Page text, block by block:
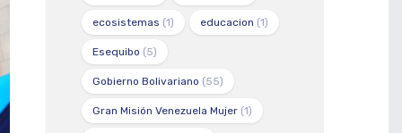
ecosistemas (1) educacion (1)
Esequibo (5)
Gobierno Bolivariano (55)
Gran Misión Venezuela Mujer (1)